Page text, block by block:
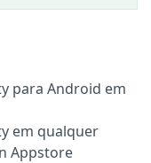
para Android em
em qualquer
Appstore